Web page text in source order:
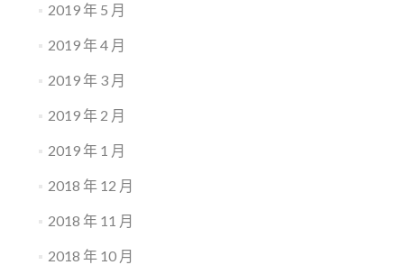
2019 年 5 月
2019 年 4 月
2019 年 3 月
2019 年 2 月
2019 年 1 月
2018 年 12 月
2018 年 11 月
2018 年 10 月